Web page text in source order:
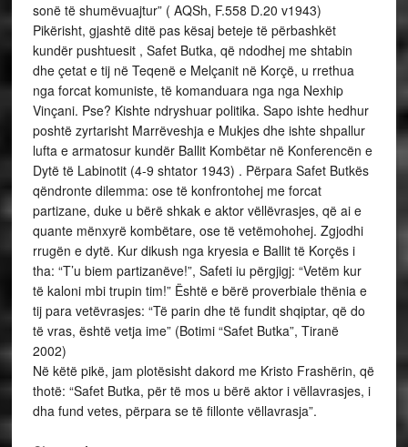
sonë të shumëvuajtur” ( AQSh, F.558 D.20 v1943)
Pikërisht, gjashtë ditë pas kësaj beteje të përbashkët
kundër pushtuesit , Safet Butka, që ndodhej me shtabin
dhe çetat e tij në Teqenë e Melçanit në Korçë, u rrethua
nga forcat komuniste, të komanduara nga nga Nexhip
Vinçani. Pse? Kishte ndryshuar politika. Sapo ishte hedhur
poshtë zyrtarisht Marrëveshja e Mukjes dhe ishte shpallur
lufta e armatosur kundër Ballit Kombëtar në Konferencën e
Dytë të Labinotit (4-9 shtator 1943) . Përpara Safet Butkës
qëndronte dilemma: ose të konfrontohej me forcat
partizane, duke u bërë shkak e aktor vëllëvrasjes, që ai e
quante mënxyrë kombëtare, ose të vetëmohohej. Zgjodhi
rrugën e dytë. Kur dikush nga kryesia e Ballit të Korçës i
tha: “T’u biem partizanëve!”, Safeti iu përgjigj: “Vetëm kur
të kaloni mbi trupin tim!” Është e bërë proverbiale thënia e
tij para vetëvrasjes: “Të parin dhe të fundit shqiptar, që do
të vras, është vetja ime” (Botimi “Safet Butka”, Tiranë
2002)
Në këtë pikë, jam plotësisht dakord me Kristo Frashërin, që
thotë: “Safet Butka, për të mos u bërë aktor i vëllavrasjes, i
dha fund vetes, përpara se të fillonte vëllavrasja”.